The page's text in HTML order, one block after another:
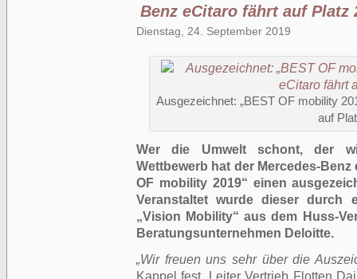
Benz eCitaro fährt auf Platz
Dienstag, 24. September 2019
Ausgezeichnet: „BEST OF mobility
auf
Wer die Umwelt schont, der
Wettbewerb hat der Mercedes-
OF mobility 2019“ einen
Veranstaltet wurde dieser durch
„Vision Mobility“ aus dem Huss-
Beratungsunternehmen Deloitte.
„Wir freuen uns sehr über die
Kappel fest, Leiter Vertrieb Flotten